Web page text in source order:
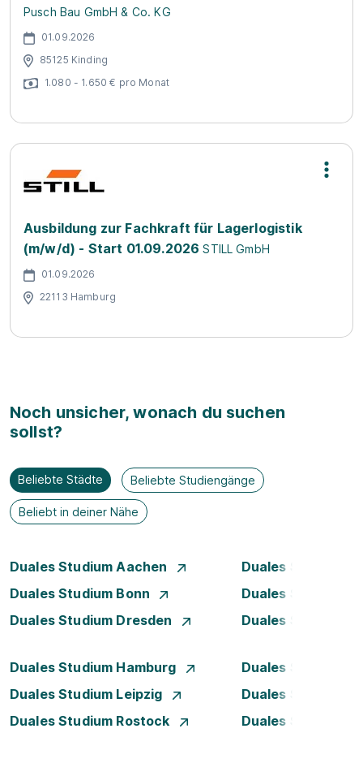
Pusch Bau GmbH & Co. KG
01.09.2026
85125 Kinding
1.080 - 1.650 € pro Monat
Ausbildung zur Fachkraft für Lagerlogistik
(m/w/d) - Start 01.09.2026 STILL GmbH
01.09.2026
22113 Hamburg
Noch unsicher, wonach du suchen
sollst?
Beliebte Städte Beliebte Studiengänge
Beliebt in deiner Nähe
Duales Studium Aachen
Duales Studium
Duales Studium Bonn
Duales Studium
Duales Studium Dresden
Duales Studium
Duales Studium Hamburg
Duales Studium
Duales Studium Leipzig
Duales Studium
Duales Studium Rostock
Duales Studium